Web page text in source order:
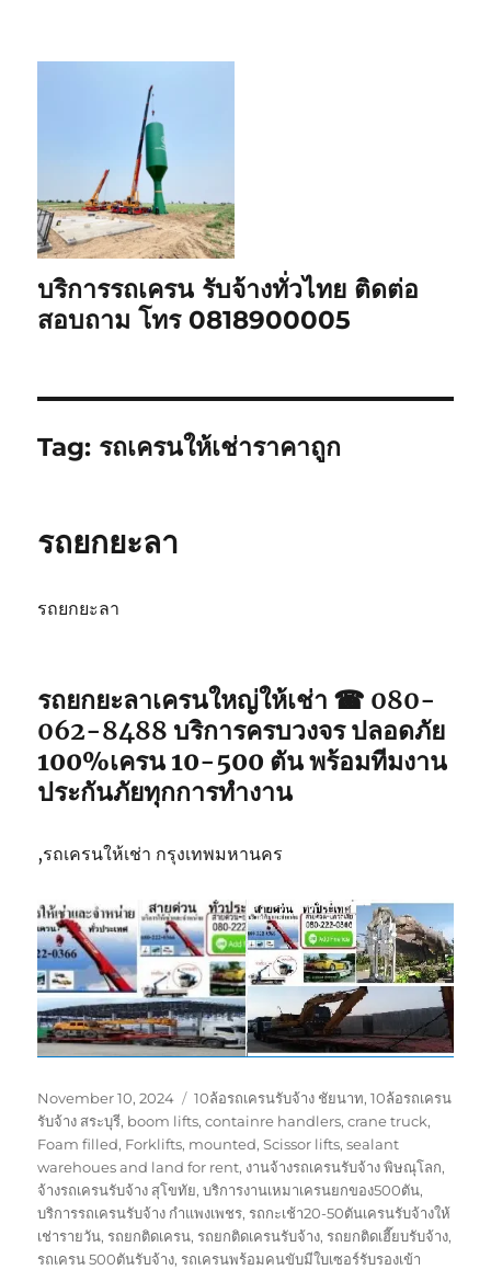
บริการรถเครน รับจ้างทั่วไทย ติดต่อ
สอบถาม โทร 0818900005
Tag: รถเครนให้เช่าราคาถูก
รถยกยะลา
รถยกยะลา
รถยกยะลาเครนใหญ่ให้เช่า ☎ 080-
062-8488 บริการครบวงจร ปลอดภัย
100%เครน 10-500 ตัน พร้อมทีมงาน
ประกันภัยทุกการทำงาน
,รถเครนให้เช่า กรุงเทพมหานคร
Posted
on
November 10, 2024 Tags
10ล้อรถเครนรับจ้าง ชัยนาท,10ล้อรถเครน
รับจ้าง สระบุรี, boom lifts,containre handlers,crane truck,
Foam filled, Forklifts, mounted,Scissor lifts,sealant
warehoues and land for rent, งานจ้างรถเครนรับจ้าง พิษณุโลก,
จ้างรถเครนรับจ้าง สุโขทัย,บริการงานเหมาเครนยกของ500ตัน,
บริการรถเครนรับจ้าง กำแพงเพชร,รถกะเช้า20-50ตันเครนรับจ้างให้
เช่ารายวัน,รถยกติดเครน,รถยกติดเครนรับจ้าง,รถยกติดเฮี๊ยบรับจ้าง,
รถเครน 500ตันรับจ้าง,รถเครนพร้อมคนขับมีใบเซอร์รับรองเข้า